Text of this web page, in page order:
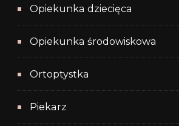
Opiekunka dziecięca
Opiekunka środowiskowa
Ortoptystka
Piekarz